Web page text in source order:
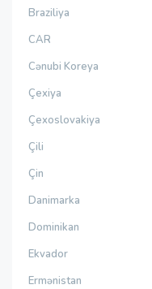
Braziliya
CAR
Cənubi Koreya
Çexiya
Çexoslovakiya
Çili
Çin
Danimarka
Dominikan
Ekvador
Ermənistan